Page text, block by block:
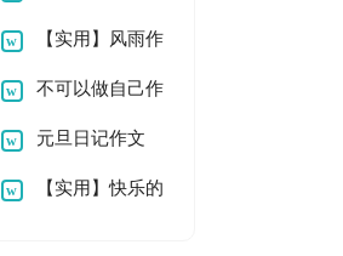
作文900字六篇
【实用】风雨作
文900字合集6篇
不可以做自己作
文900字元旦日记作文
100字（精选7篇）
【实用】快乐的